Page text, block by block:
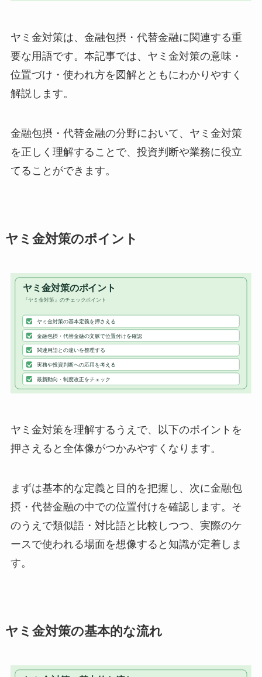
ヤミ金対策は、金融包摂・代替金融に関連する重
要な用語です。本記事では、ヤミ金対策の意味・
位置づけ・使われ方を図解とともにわかりやすく
解説します。
金融包摂・代替金融の分野において、ヤミ金対策
を正しく理解することで、投資判断や業務に役立
てることができます。
ヤミ金対策のポイント
ヤミ金対策を理解するうえで、以下のポイントを
押さえると全体像がつかみやすくなります。
まずは基本的な定義と目的を把握し、次に金融包
摂・代替金融の中での位置付けを確認します。そ
のうえで類似語・対比語と比較しつつ、実際のケ
ースで使われる場面を想像すると知識が定着しま
す。
ヤミ金対策の基本的な流れ